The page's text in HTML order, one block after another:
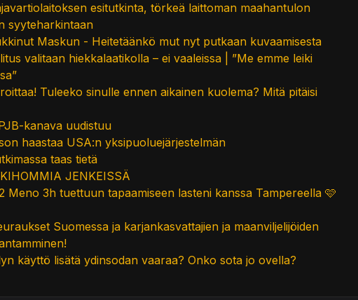
esitutkinta, törkeä laittoman maahantulon
syyteharkintaan
Maskun - Heitetäänkö mut nyt putkaan kuvaamisesta
valitaan hiekkalaatikolla – ei vaaleissa | ”Me emme leiki
Tuleeko sinulle ennen aikainen kuolema? Mitä pitäisi
kanava uudistuu
haastaa USA:n yksipuoluejärjestelmän
taas tietä
JENKEISSÄ
Meno 3h tuettuun tapaamiseen lasteni kanssa Tampereella 🩷
Suomessa ja karjankasvattajien ja maanviljelijöiden
käyttö lisätä ydinsodan vaaraa? Onko sota jo ovella?